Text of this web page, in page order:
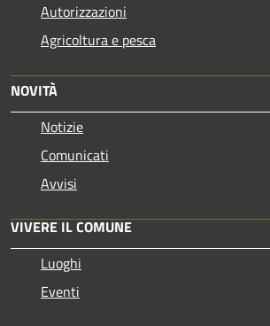
Autorizzazioni
Agricoltura e pesca
NOVITÀ
Notizie
Comunicati
Avvisi
VIVERE IL COMUNE
Luoghi
Eventi